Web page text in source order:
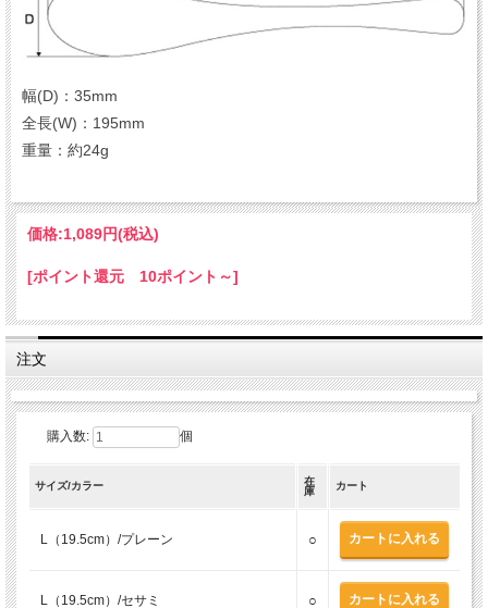
幅(D)：35mm
全長(W)：195mm
重量：約24g
価格:1,089円(税込)
[ポイント還元 10ポイント～]
注文
購入数: 個
サイズ/カラー
在
庫
カート
L（19.5cm）/プレーン ○
L（19.5cm）/セサミ ○